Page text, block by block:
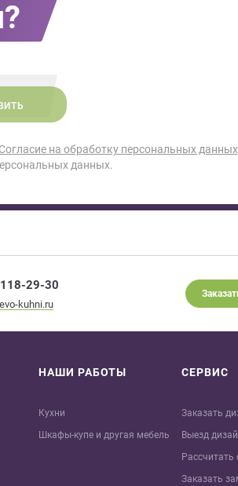
Согласие на обработку персональных данных
данных.
29-30
kuhni.ru
НАШИ РАБОТЫ
Кухни
Шкафы-купе и другая мебель
СЕРВИС
Заказать
Выезд
Рассчитать
Заказать